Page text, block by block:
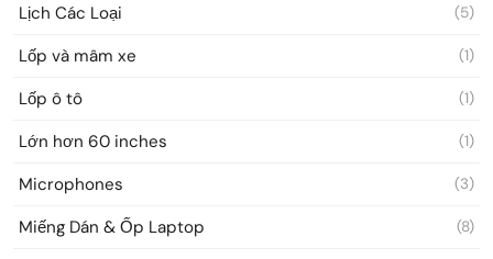
Lịch Các Loại (5)
Lốp và mâm xe (1)
Lốp ô tô (1)
Lớn hơn 60 inches (1)
Microphones (3)
Miếng Dán & Ốp Laptop (8)